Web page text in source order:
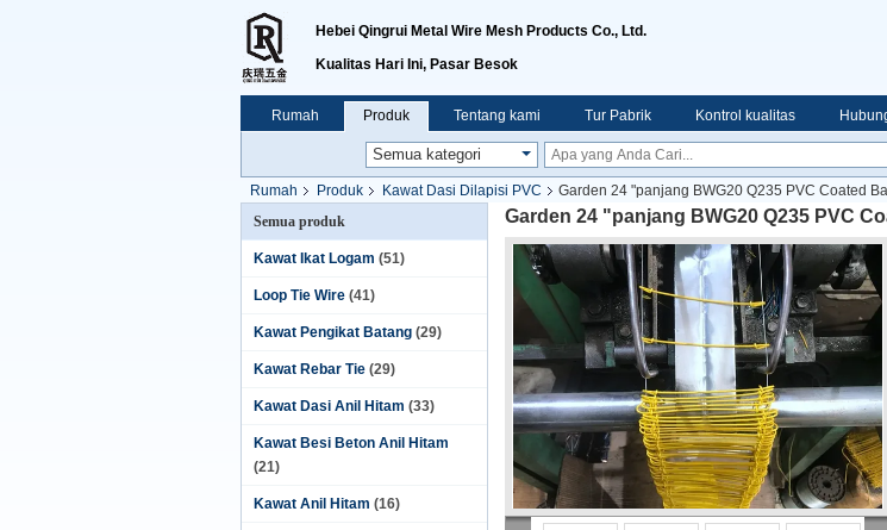
Hebei Qingrui Metal Wire Mesh Products Co., Ltd.
Kualitas Hari Ini, Pasar Besok
Rumah Produk Tentang kami Tur Pabrik Kontrol kualitas
Rumah Produk Kawat Dasi Dilapisi PVC
Garden 24 "panjang BWG20 Q235 PVC Coated
Semua produk
Kawat Ikat Logam (51)
Loop Tie Wire (41)
Kawat Pengikat Batang (29)
Kawat Rebar Tie (29)
Kawat Dasi Anil Hitam (33)
Kawat Besi Beton Anil Hitam
(21)
Kawat Anil Hitam (16)
Garden 24 "panjang BWG20 Q235 PVC